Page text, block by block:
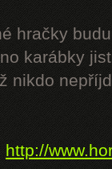
hračky
karábky
nikdo
http://